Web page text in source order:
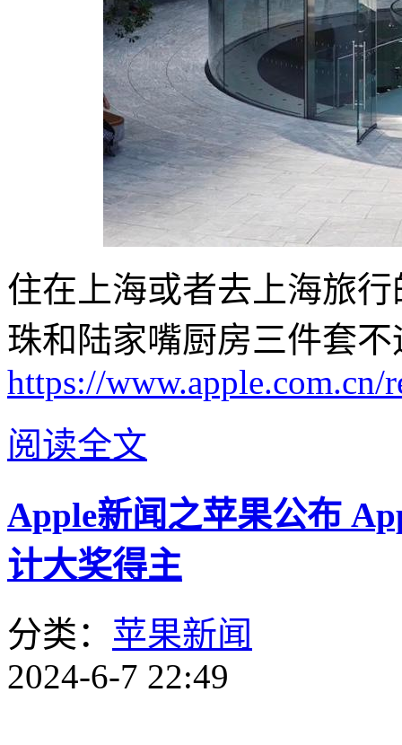
住在上海或者去上海旅
珠和陆家嘴厨房三件套
https://www.apple.com.cn/
阅读全文
Apple新闻之苹果公布
计大奖得主
分类： 苹果新闻
2024-6-7 22:49